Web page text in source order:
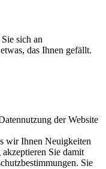
sich an
das Ihnen gefällt.
der Website
wir Ihnen Neuigkeiten
Sie damit
Sie